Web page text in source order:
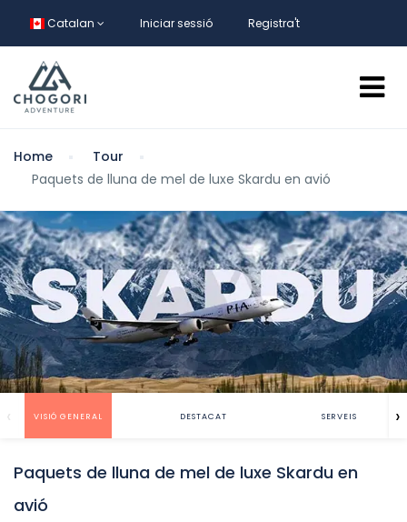
Catalan Iniciar sessió Registra't
Home
Tour
Paquets de lluna de mel de luxe Skardu en avió
VISIÓ GENERAL DESTACAT SERVEIS
‹ ›
Paquets de lluna de mel de luxe Skardu en
avió